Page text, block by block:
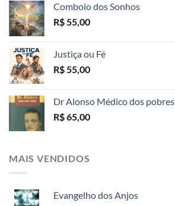
Comboio dos Sonhos
R$55,00
Justiça ou Fé
R$55,00
Dr Alonso Médico dos pobres
R$65,00
MAIS VENDIDOS
Evangelho dos Anjos